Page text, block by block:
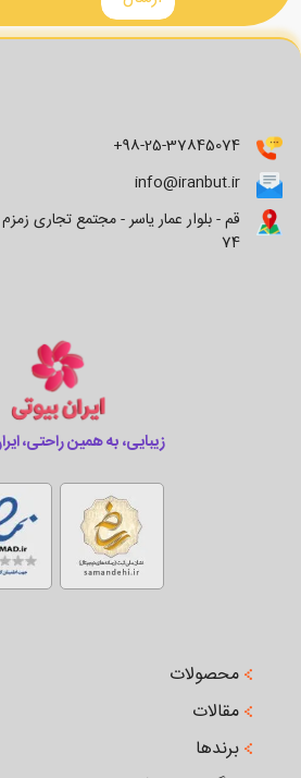
+98-25-37845074
info@iranbut.ir
قم - بلوار عمار یاسر - مجتمع تجاری
74
زیبایی، به همین راحتی،
محصولات
مقالات
برندها